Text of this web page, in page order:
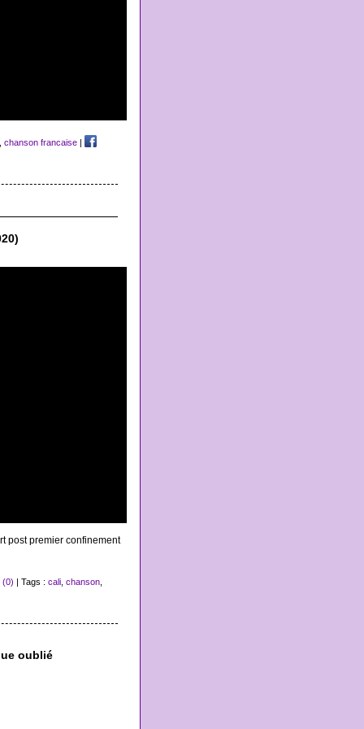
chanson francaise|
post premier confinement
(0) | Tags : cali, chanson,
oublié